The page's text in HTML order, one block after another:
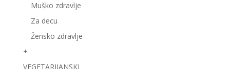
Muško zdravlje
Za decu
Žensko zdravlje
+
VEGETARIJANSKI